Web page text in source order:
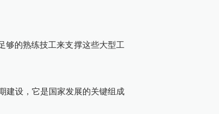
够的熟练技工来支撑这些大型工
建设，它是国家发展的关键组成